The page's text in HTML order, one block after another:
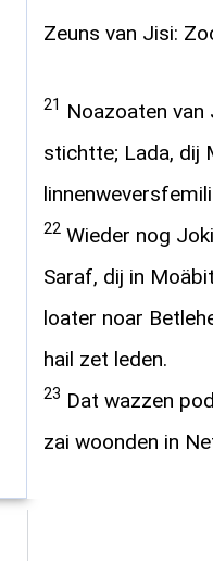
Zeuns van Jisi:
21 Noazoaten van
stichtte; Lada, dij
22 Wieder nog
Saraf, dij in
loater noar
hail zet leden.
23 Dat wazzen
zai woonden in